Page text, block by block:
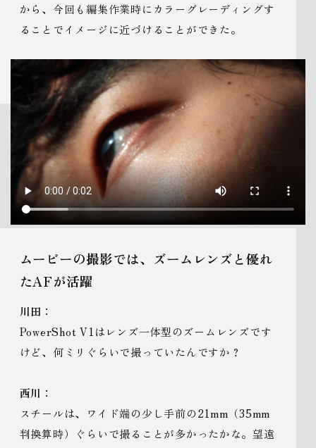
から、今回も編集作業時にカラーグレーディングす
ることでイメージに近づけることができた。
ムービーの撮影では、ズームレンズと優れ
たAFが活躍
川田：
PowerShot V1はレンズ一体型のズームレンズです
けど、何ミリぐらいで撮っていたんですか？
西川：
スチールは、ワイド端の少し手前の21mm（35mm
判換算時）ぐらいで撮ることが多かったかな。望遠